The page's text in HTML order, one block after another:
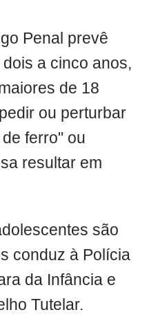
Penal prevê
a cinco anos,
de 18
ou perturbar
ferro" ou
resultar em
são
conduz à Polícia
da Infância e
Tutelar.